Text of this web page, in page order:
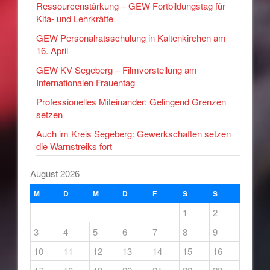
Ressourcenstärkung – GEW Fortbildungstag für
Kita- und Lehrkräfte
GEW Personalratsschulung in Kaltenkirchen am
16. April
GEW KV Segeberg – Filmvorstellung am
Internationalen Frauentag
Professionelles Miteinander: Gelingend Grenzen
setzen
Auch im Kreis Segeberg: Gewerkschaften setzen
die Warnstreiks fort
August 2026
M D M D F S S
1
2
3
4 5 6 7 8
9
10
11 12 13 14 15
16